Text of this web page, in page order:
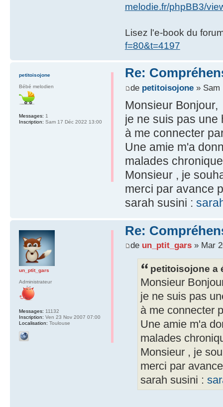
melodie.fr/phpBB3/
Lisez l'e-book du
f=80&t=4197
Re:
de petitoisojone» Sam
Monsieur Bonjour,
je ne suis pas une
à me connecter
Une amie m'a
malades
Monsieur , je
merci par avance
sarah susini :
petitoisojone
Bébé melodien
Messages: 1
Inscription: Sam 17 Déc 2022 13:00
Re:
de un_ptit_gars» Mar
petitoisojone a
Monsieur
je ne suis pas
à me connecter
Une amie m'a
malades
Monsieur , je
merci par
sarah susini :
un_ptit_gars
Administrateur
Messages: 11132
Inscription: Ven 23 Nov 2007 07:00
Localisation: Toulouse